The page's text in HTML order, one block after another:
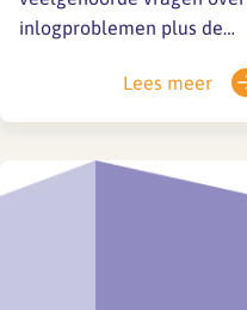
inlogproblemen plus de
heb geen mail met
wachtwoord vanuit het
ververst je mailprogramma
Lees meer